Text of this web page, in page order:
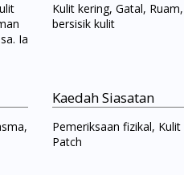
Ia
Kulit kering, Gatal,
bersisik kulit
Kaedah Siasatan
Pemeriksaan fizikal,
Patch